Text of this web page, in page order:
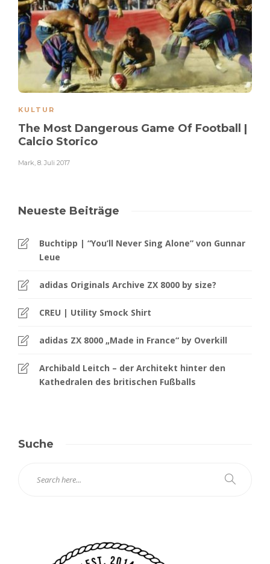
KULTUR
The Most Dangerous Game Of Football |
Calcio Storico
Mark, 8. Juli 2017
Neueste Beiträge
Buchtipp | “You’ll Never Sing Alone” von Gunnar
Leue
adidas Originals Archive ZX 8000 by size?
CREU | Utility Smock Shirt
adidas ZX 8000 „Made in France“ by Overkill
Archibald Leitch – der Architekt hinter den
Kathedralen des britischen Fußballs
Suche